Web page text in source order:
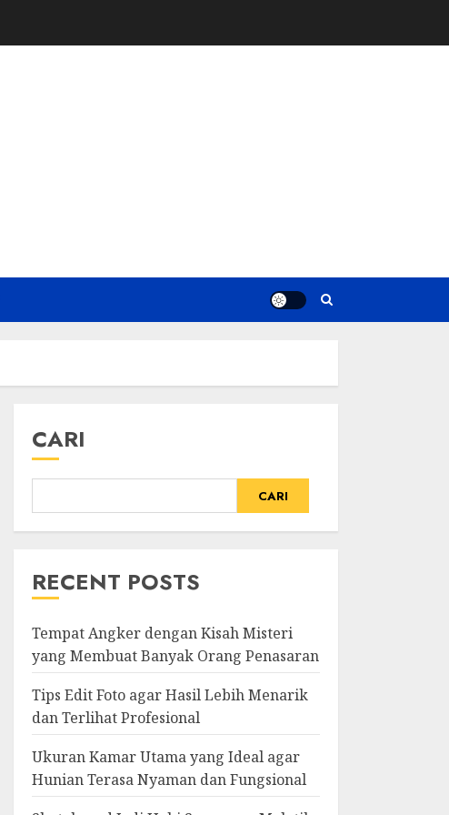
CARI
CARI
RECENT POSTS
Tempat Angker dengan Kisah Misteri
yang Membuat Banyak Orang Penasaran
Tips Edit Foto agar Hasil Lebih Menarik
dan Terlihat Profesional
Ukuran Kamar Utama yang Ideal agar
Hunian Terasa Nyaman dan Fungsional